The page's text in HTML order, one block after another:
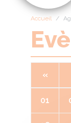
Accueil
«
01